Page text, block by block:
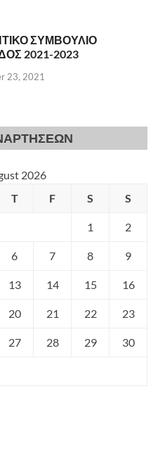
ΣΥΜΒΟΥΛΙΟ
2021-2023
23, 2021
2026
T F S S
1 2
6 7 8 9
13 14 15 16
20 21 22 23
27 28 29 30